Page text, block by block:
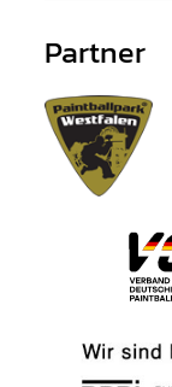
Partner